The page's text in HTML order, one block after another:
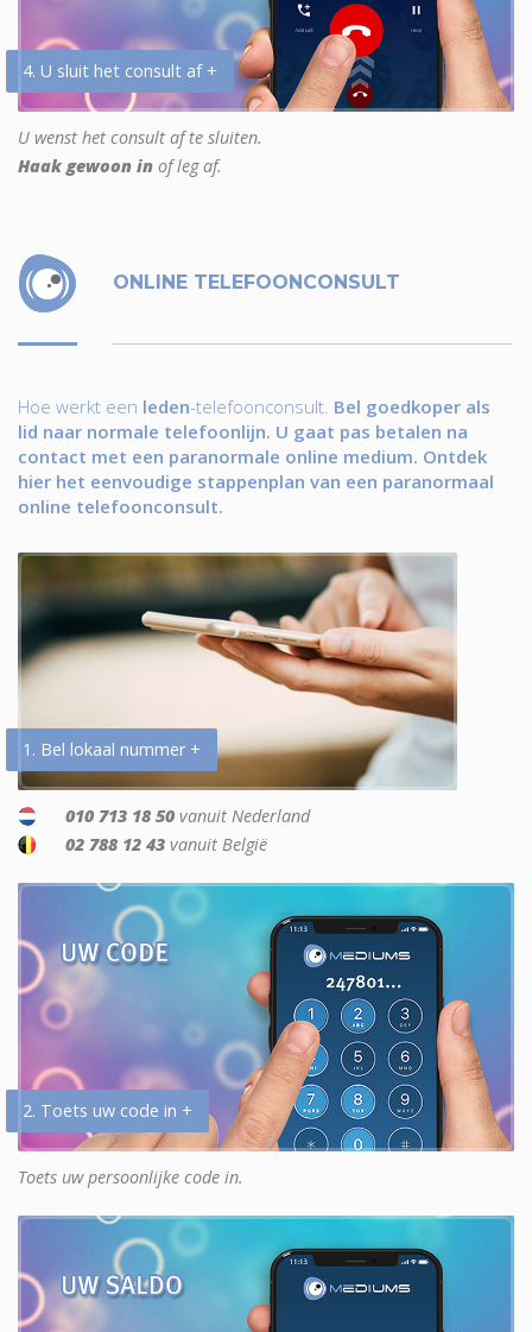
4. U sluit het consult af +
U wenst het consult af te sluiten.
Haak gewoon in of leg af.
ONLINE TELEFOONCONSULT
Hoe werkt een leden-telefoonconsult. Bel goedkoper als
lid naar normale telefoonlijn. U gaat pas betalen na
contact met een paranormale online medium. Ontdek
hier het eenvoudige stappenplan van een paranormaal
online telefoonconsult.
1. Bel lokaal nummer +
010 713 18 50 vanuit Nederland
02 788 12 43 vanuit België
2. Toets uw code in +
Toets uw persoonlijke code in.